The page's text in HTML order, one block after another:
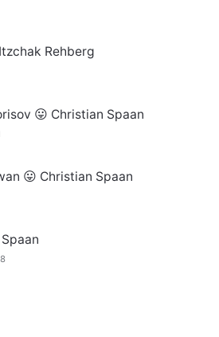
Rehberg
😛 Christian Spaan
😛 Christian Spaan